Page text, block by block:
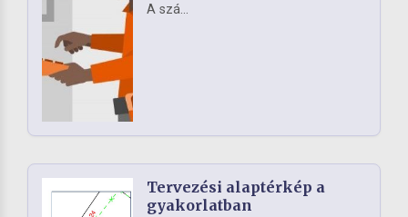
A szá...
Tervezési alaptérkép a
gyakorlatban